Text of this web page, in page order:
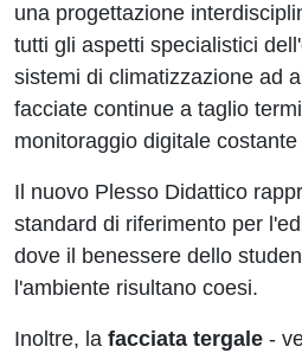
una progettazione
tutti gli aspetti specialistici
sistemi di climatizzazione ad
facciate continue a taglio
monitoraggio digitale
Il nuovo Plesso Didattico
standard di riferimento per
dove il benessere dello
l'ambiente risultano coesi.
Inoltre, la facciata tergale -